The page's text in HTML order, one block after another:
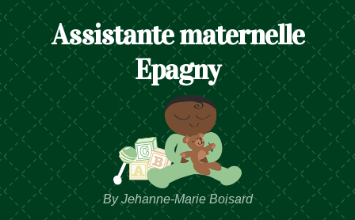
Assistante maternelle
Epagny
By Jehanne-Marie Boisard